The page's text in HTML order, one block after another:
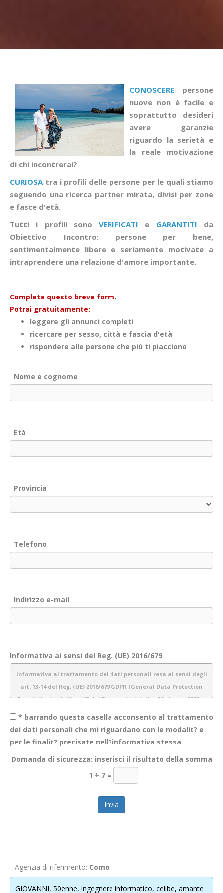
CONOSCERE persone
nuove non è facile e
soprattutto desideri
avere garanzie
riguardo la serietà e
la reale motivazione
di chi incontrerai?
CURIOSA tra i profili delle persone per le quali stiamo
seguendo una ricerca partner mirata, divisi per zone
e fasce d'età.
Tutti i profili sonoVERIFICATI e GARANTITI da
Obiettivo Incontro: persone per bene,
sentimentalmente libere e seriamente motivate a
intraprendere una relazione d'amore importante.
Completa questo breve form.
Potrai gratuitamente:
leggere gli annunci completi
ricercare per sesso, città e fascia d'età
rispondere alle persone che più ti piacciono
Nome e cognome
Età
Provincia
Telefono
Indirizzo e-mail
Informativa ai sensi del Reg. (UE) 2016/679
Informativa al trattamento dei dati personali resa ai sensi degli
art. 13-14 del Reg. (UE) 2016/679 GDPR (General Data Protection
Regulation) e dell’art. 13 del Decreto legislativo 30 giugno 2003 n.
1.Introduzione
Obiettivo Incontro S.r.l. è consapevole dell’importanza della protezione
dei dati personali e del rispetto della privacy dei propri utenti. Pertanto
garantiamo sicurezza e riservatezza durante l’elaborazione delle
informazioni personali dei nostri utenti.
informazioni raccolte tramite canali diversi dal presente sito web. Lo
* barrando questa casella acconsento al trattamento
dei dati personali che mi riguardano con le modalit? e
per le finalit? precisate nell?informativa stessa.
Domanda di sicurezza: inserisci il risultato della somma
1 + 7 =
Agenzia di riferimento: Como
GIOVANNI, 50enne, ingegnere informatico, celibe, amante